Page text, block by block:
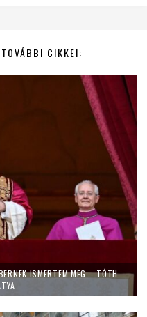
CIKKEI:
ISMERTEM MEG – TÓTH